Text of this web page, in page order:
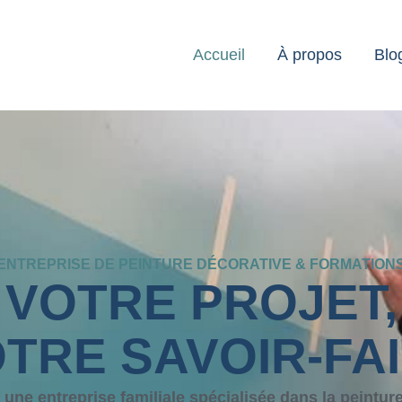
Accueil À propos
ENTREPRISE DE PEINTURE DÉCORATIVE &
VOTRE PROJET,
SAVOIR-
entreprise familiale spécialisée dans la